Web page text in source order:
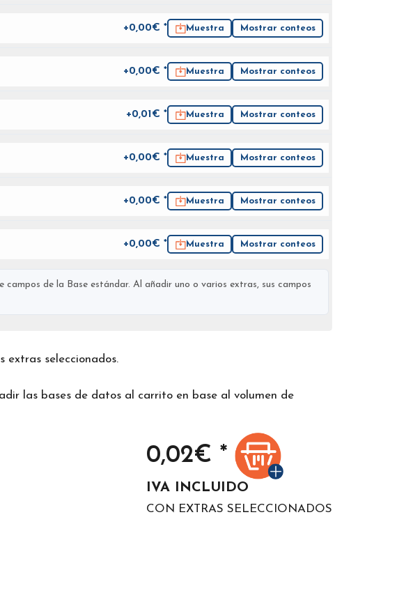
+0,00€ * Muestra Mostrar conteos
+0,00€ * Muestra Mostrar conteos
+0,01€ * Muestra Mostrar conteos
+0,00€ * Muestra Mostrar conteos
+0,00€ * Muestra Mostrar conteos
+0,00€ * Muestra Mostrar conteos
de la Base estándar. Al añadir uno o varios extras, sus campos
seleccionados.
las bases de datos al carrito en base al volumen de
0,02€ *
IVA INCLUIDO
CON EXTRAS SELECCIONADOS